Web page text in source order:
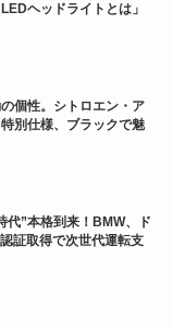
ヘッドライトとは」
個性。シトロエン・ア
別仕様、ブラックで魅
代”本格到来！BMW、ド
証取得で次世代運転支